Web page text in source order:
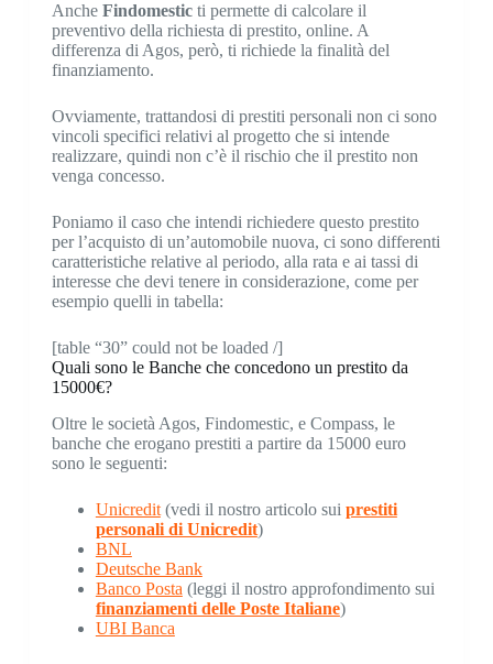
Anche Findomesticti permette di calcolare il
preventivo della richiesta di prestito, online. A
differenza di Agos, però, ti richiede la finalità del
finanziamento.
Ovviamente, trattandosi di prestiti personali non ci sono
vincoli specifici relativi al progetto che si intende
realizzare, quindi non c’è il rischio che il prestito non
venga concesso.
Poniamo il caso che intendi richiedere questo prestito
per l’acquisto di un’automobile nuova, ci sono differenti
caratteristiche relative al periodo, alla rata e ai tassi di
interesse che devi tenere in considerazione, come per
esempio quelli in tabella:
[table “30” could not be loaded /]
Quali sono le Banche che concedono un prestito da
15000€?
Oltre le società Agos, Findomestic, e Compass, le
banche che erogano prestiti a partire da 15000 euro
sono le seguenti:
Unicredit(vedi il nostro articolo sui prestiti
personali di Unicredit)
BNL
Deutsche Bank
Banco Posta (leggi il nostro approfondimento sui
finanziamenti delle Poste Italiane)
UBI Banca